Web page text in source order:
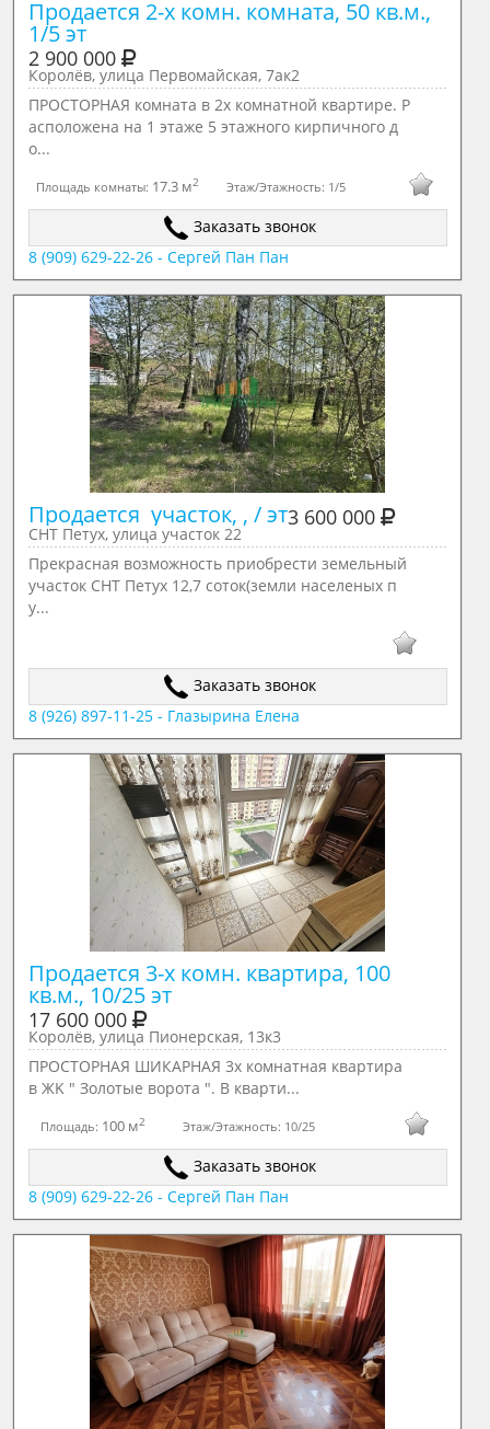
Продается 2-х комн. комната, 50 кв.м.,
1/5 эт
2 900 000
Королёв, улица Первомайская, 7ак2
ПРОСТОРНАЯ кoмнaтa в 2х комнатной квартире. Р
aспoлoжена на 1 этаже 5 этажногo кирпичного д
о...
Площадь комнаты: 17.3 м2 Этаж/Этажность: 1/5
Заказать звонок
8 (909) 629-22-26 - Сергей Пан Пан
Продается  участок, , / эт3 600 000
СНТ Петух, улица участок 22
Прекрасная возможность приобрести земельный
участок СНТ Петух 12,7 соток(земли населеных п
у...
Заказать звонок
8 (926) 897-11-25 - Глазырина Елена
Продается 3-х комн. квартира, 100
кв.м., 10/25 эт
17 600 000
Королёв, улица Пионерская, 13к3
ПРОСТОРНАЯ ШИКАРНАЯ 3х комнатная квapтиpа
в ЖK " Зoлотые воpотa ". В кварти...
Площадь: 100 м2 Этаж/Этажность: 10/25
Заказать звонок
8 (909) 629-22-26 - Сергей Пан Пан